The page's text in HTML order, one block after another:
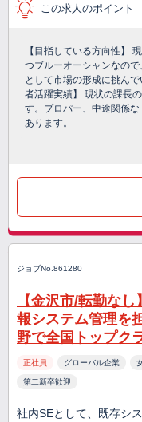
この求人のポイント
【目指している方向性】
つブルーオーシャンなの
として市場の形成に挑ん
者活躍実績】 現状の課長
す。プロパー、中途関係
あります。
ジョブNo.861280
【金沢市/転勤な
報システム管理を
野で全国トップク
正社員 グローバル企業
第二新卒歓迎
社内SEとして、既存シ